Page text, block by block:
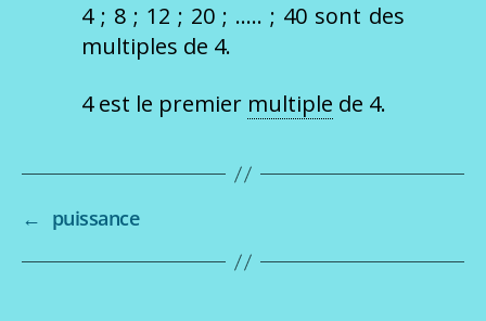
4 ; 8 ; 12 ; 20 ; ….. ; 40 sont des
multiples de 4.
4 est le premier multiple de 4.
← puissance